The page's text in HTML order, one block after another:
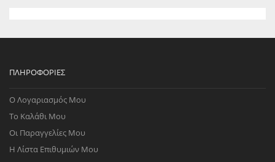
ΠΛΗΡΟΦΟΡΊΕΣ
Ο Λογαριασμός Μου
Το Καλάθι Μου
Οι Παραγγελίες Μου
Η Λίστα Επιθυμιών Μου